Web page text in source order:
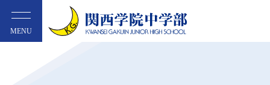
MENU